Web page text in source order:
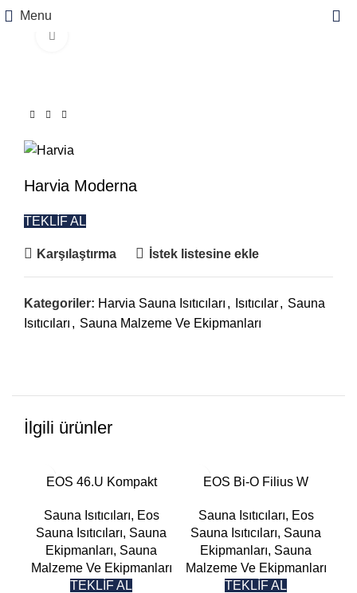
Menu
Harvia Moderna
TEKLİF AL
Karşılaştırma İstek listesine ekle
Kategoriler: Harvia Sauna Isıtıcıları , Isıtıcılar, Sauna
Isıtıcıları , Sauna Malzeme Ve Ekipmanları
İlgili ürünler
EOS 46.U Kompakt
Sauna Isıtıcıları, Eos
Sauna Isıtıcıları, Sauna
Ekipmanları, Sauna
Malzeme Ve Ekipmanları
TEKLİF AL
EOS Bi-O Filius W
Sauna Isıtıcıları, Eos
Sauna Isıtıcıları, Sauna
Ekipmanları, Sauna
Malzeme Ve Ekipmanları
TEKLİF AL